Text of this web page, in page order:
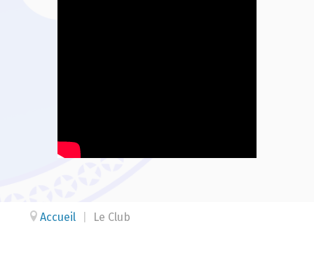
Accueil Le Club